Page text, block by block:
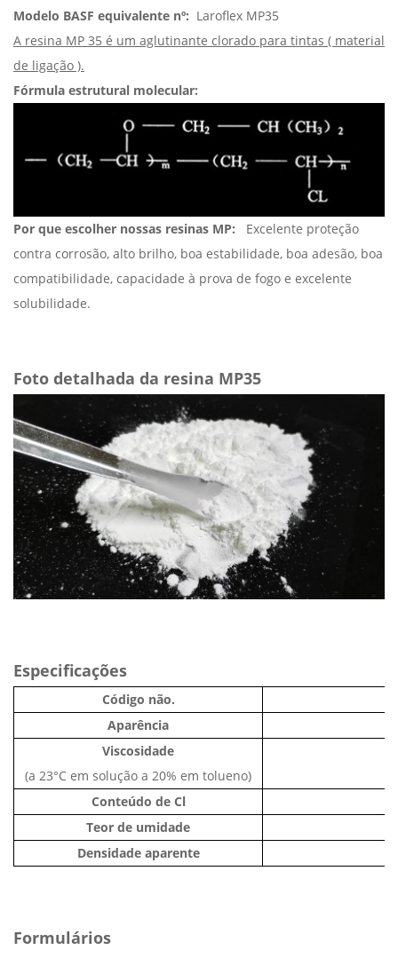
Modelo BASF equivalente nº: Laroflex MP35
A resina MP 35 é um aglutinante clorado para tintas ( material
de ligação ).
Fórmula estrutural molecular:
Por que escolher nossas resinas MP: Excelente proteção
contra corrosão, alto brilho, boa estabilidade, boa adesão, boa
compatibilidade, capacidade à prova de fogo e excelente
solubilidade.
Foto detalhada da resina MP35
Especificações
Código não.
Aparência
Viscosidade
(a 23°C em solução a 20% em tolueno)
Conteúdo de Cl
Teor de umidade
Densidade aparente
Formulários